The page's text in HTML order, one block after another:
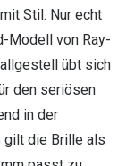
Stil. Nur echt
Modell von Ray-
übt sich
den seriösen
in der
gilt die Brille als